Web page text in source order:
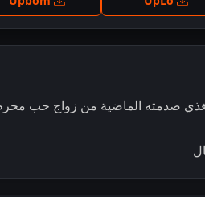
صدمته الماضية من زواج حب